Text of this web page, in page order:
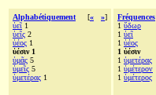
Alphabétiquement [« »]
ὑεῖ 1
ὑεῖς 2
ὑέος 1
ὑέσιν 1
ὑμᾶς 5
ὑμεῖς 5
ὑμετέρας 1
Fréquences
1 ὕδωρ
1 ὑεῖ
1 ὑέος
1 ὑέσιν
1 ὑμετέρας
1 ὑμέτερον
1 ὑμέτερος